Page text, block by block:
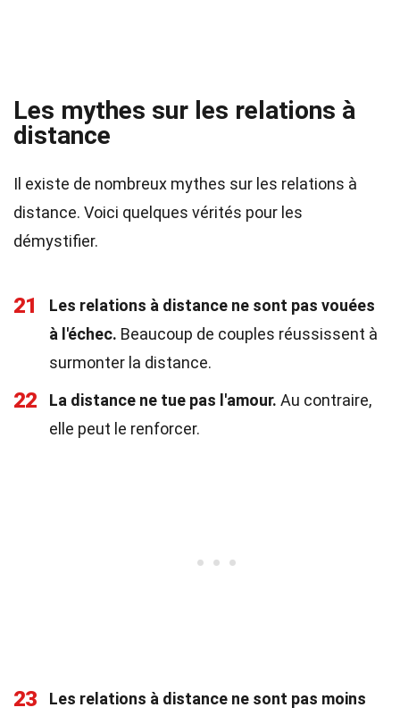
Les mythes sur les relations à
distance
Il existe de nombreux mythes sur les relations à
distance. Voici quelques vérités pour les
démystifier.
21
Les relations à distance ne sont pas vouées
à l'échec. Beaucoup de couples réussissent à
surmonter la distance.
22 La distance ne tue pas l'amour. Au contraire,
elle peut le renforcer.
23
Les relations à distance ne sont pas moins